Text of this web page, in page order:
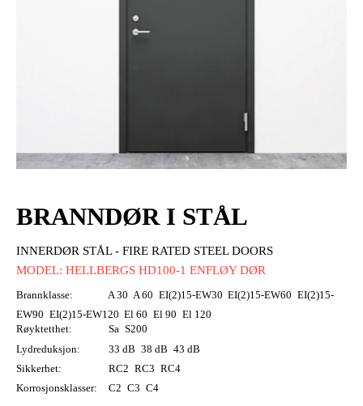
BRANNDØR I STÅL
INNERDØR STÅL - FIRE RATED STEEL DOORS
MODEL: HELLBERGS HD100-1 ENFLØY DØR
Brannklasse: A 30 A 60 EI(2)15-EW30 EI(2)15-EW60 EI(2)15-
EW90 EI(2)15-EW120 El 60 El 90 El 120
Røyktetthet:
Sa S200
Lydreduksjon:
33 dB 38 dB 43 dB
Sikkerhet:
RC2 RC3 RC4
Korrosjonsklasser:
C2 C3 C4